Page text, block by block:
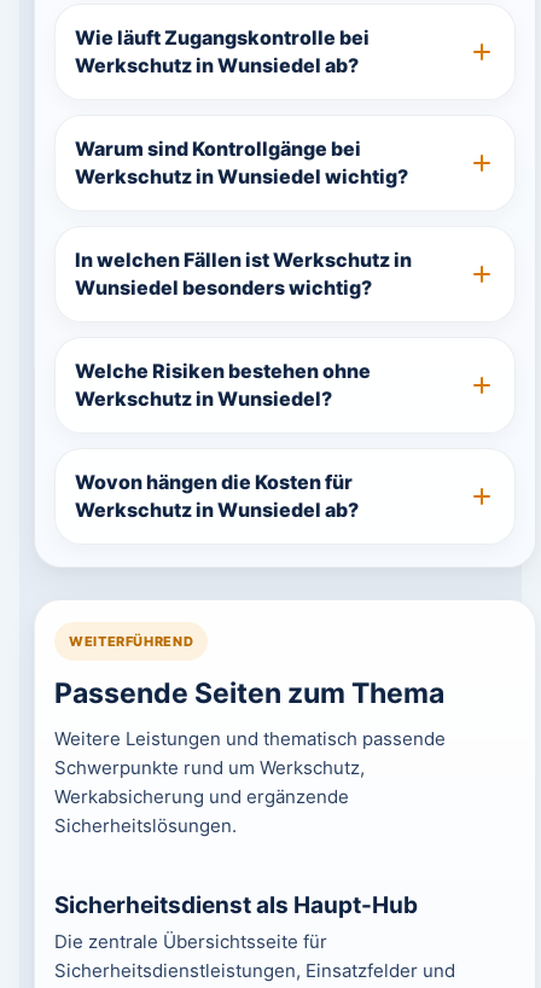
Wie läuft Zugangskontrolle bei
Werkschutz in Wunsiedel ab?
Warum sind Kontrollgänge bei
Werkschutz in Wunsiedel wichtig?
In welchen Fällen ist Werkschutz in
Wunsiedel besonders wichtig?
Welche Risiken bestehen ohne
Werkschutz in Wunsiedel?
Wovon hängen die Kosten für
Werkschutz in Wunsiedel ab?
WEITERFÜHREND
Passende Seiten zum Thema
Weitere Leistungen und thematisch passende
Schwerpunkte rund um Werkschutz,
Werkabsicherung und ergänzende
Sicherheitslösungen.
Sicherheitsdienst als Haupt-Hub
Die zentrale Übersichtsseite für
Sicherheitsdienstleistungen, Einsatzfelder und